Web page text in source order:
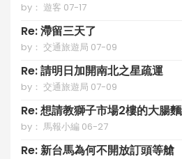
by： 遊客 07-17
Re: 滯留三天了
by： 交通旅遊局 07-09
Re: 請明日加開南北之星疏運
by： 交通旅遊局 07-09
Re: 想請教獅子市場2樓的大腸
by： 馬報小編 06-27
Re: 新台馬為何不開放訂頭等艙